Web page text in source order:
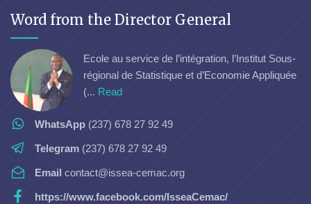
Word from the Director General
Ecole au service de l’intégration, l’Institut Sous-
régional de Statistique et d’Economie Appliquée
(... Read
WhatsApp (237) 678 27 92 49
Telegram (237) 678 27 92 49
Email contact@issea-cemac.org
https://www.facebook.com/IsseaCemac/